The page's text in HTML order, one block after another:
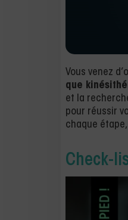
Vous venez
que
et la
pour réussir
chaque
Check-